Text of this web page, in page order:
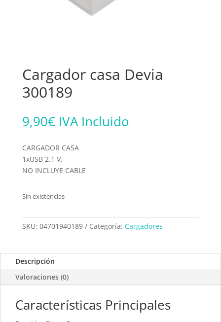
Cargador casa Devia
300189
9,90€ IVA Incluido
CARGADOR CASA
1xUSB 2.1 V.
NO INCLUYE CABLE
Sin existencias
SKU: 04701940189 Categoría: Cargadores
Descripción
Valoraciones (0)
Características Principales